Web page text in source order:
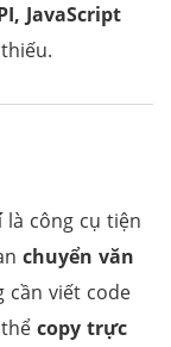
JavaScript
là công cụ tiện
chuyển văn
cần viết code
copy trực